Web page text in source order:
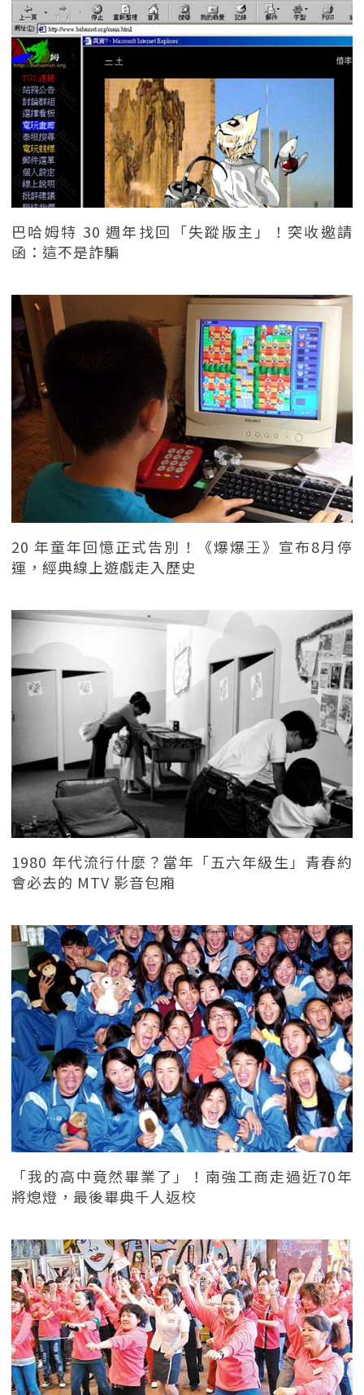
巴哈姆特 30 週年找回「失蹤版主」！突收邀請
函：這不是詐騙
20 年童年回憶正式告別！《爆爆王》宣布8月停
運，經典線上遊戲走入歷史
1980 年代流行什麼？當年「五六年級生」青春約
會必去的 MTV 影音包廂
「我的高中竟然畢業了」！南強工商走過近70年
將熄燈，最後畢典千人返校